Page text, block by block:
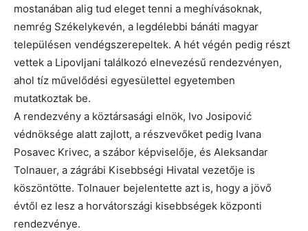
mostanában alig tud eleget tenni a meghívásoknak,
nemrég Székelykevén, a legdélebbi bánáti magyar
településen vendégszerepeltek. A hét végén pedig részt
vettek a Lipovljani találkozó elnevezésű rendezvényen,
ahol tíz művelődési egyesülettel egyetemben
mutatkoztak be.
A rendezvény a köztársasági elnök, Ivo Josipović
védnöksége alatt zajlott, a részvevőket pedig Ivana
Posavec Krivec, a szábor képviselője, és Aleksandar
Tolnauer, a zágrábi Kisebbségi Hivatal vezetője is
köszöntötte. Tolnauer bejelentette azt is, hogy a jövő
évtől ez lesz a horvátországi kisebbségek központi
rendezvénye.